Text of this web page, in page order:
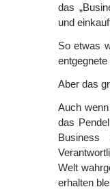
das
und
So etwas
Aber das
Auch
das
Business
Welt
erhalten